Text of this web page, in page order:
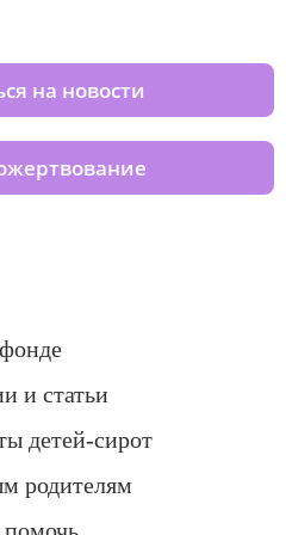
на новости
и статьи
детей-сирот
родителям